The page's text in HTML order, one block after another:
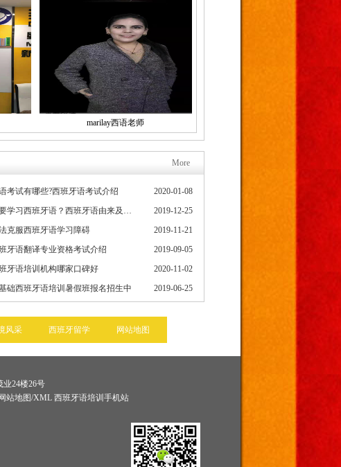
marilay西语老师
More
考试有哪些?西班牙语考试介绍
2020-01-08
为什么要学习西班牙语？西班牙语由来及发展史
2019-12-25
克服西班牙语学习障碍
2019-11-21
牙语翻译专业资格考试介绍
2019-09-05
牙语培训机构哪家口碑好
2020-11-02
础西班牙语培训暑假班报名招生中 2019-06-25
风采 西班牙留学 网站地图
业24楼26号
网站地图/XML 西班牙语培训手机站